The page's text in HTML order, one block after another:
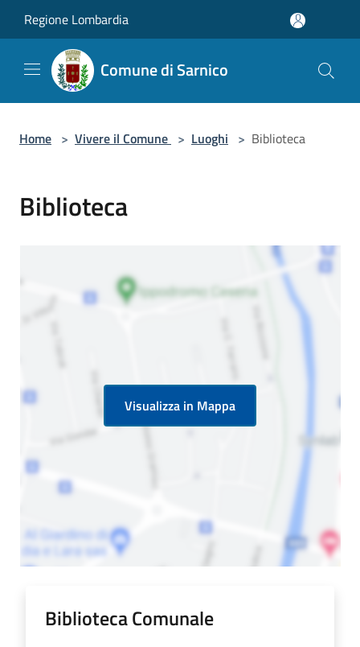
Regione Lombardia
Comune di Sarnico
Home > Vivere il Comune > Luoghi > Biblioteca
Biblioteca
Visualizza in Mappa
Biblioteca Comunale